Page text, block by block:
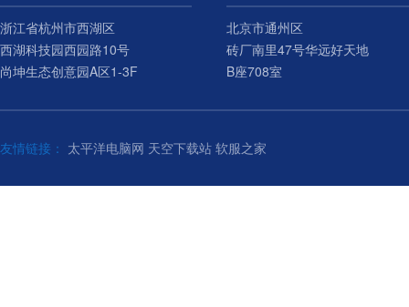
浙江省杭州市西湖区
西湖科技园西园路10号
尚坤生态创意园A区1-3F
北京市通州区
砖厂南里47号华远好天地
B座708室
友情链接： 太平洋电脑网 天空下载站 软服之家